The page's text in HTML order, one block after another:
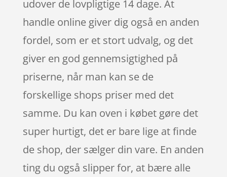
udover de lovpligtige 14 dage. At
handle online giver dig også en anden
fordel, som er et stort udvalg, og det
giver en god gennemsigtighed på
priserne, når man kan se de
forskellige shops priser med det
samme. Du kan oven i købet gøre det
super hurtigt, det er bare lige at finde
de shop, der sælger din vare. En anden
ting du også slipper for, at bære alle